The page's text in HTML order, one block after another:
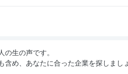
生の声です。
め、あなたに合った企業を探しまし